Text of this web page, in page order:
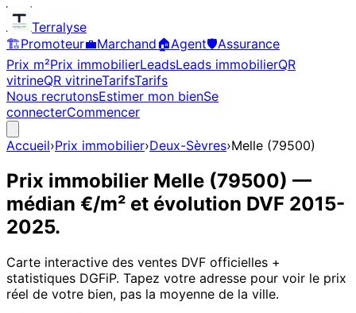
Terralyse
🏗️Promoteur💼Marchand🏠Agent🛡️Assurance
Prix m²Prix immobilierLeadsLeads immobilierQR
vitrineQR vitrineTarifsTarifs
Nous recrutonsEstimer mon bienSe
connecterCommencer
Accueil›Prix immobilier›Deux-Sèvres›Melle (79500)
Prix immobilier Melle (79500) —
médian €/m² et évolution DVF 2015-
2025.
Carte interactive des ventes DVF officielles +
statistiques DGFiP. Tapez votre adresse pour voir le prix
réel de votre bien, pas la moyenne de la ville.